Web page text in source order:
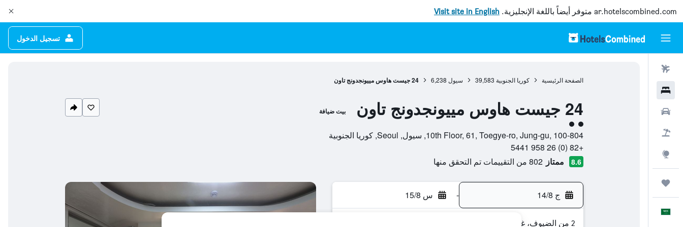
ar.hotelscombined.com متوفر أيضاً باللغة الإنجليزية. Visit site in English
تسجيل الدخول
الصفحة الرئيسية كوريا الجنوبية 39,583 سيول 6,238 24 جيست هاوس مييونجدونج تاون
24 جيست هاوس مييونجدونج تاون بيت ضيافة
تقييم فئة 2
10th Floor, 61, Toegye-ro, Jung-gu, 100-804, سيول, Seoul, كوريا الجنوبية
+82 (0) 26 958 5441
8.6 ممتاز 802 من التقييمات تم التحقق منها
ج 14/8 - س 15/8
2 من الضيوف، غرفة واحدة